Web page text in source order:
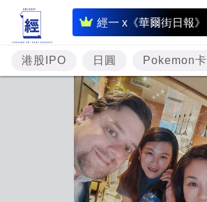
經一 x《華爾街日報》
即
時
財
經
專
題
投
資
樓
港股IPO 日圓 Pokemon卡